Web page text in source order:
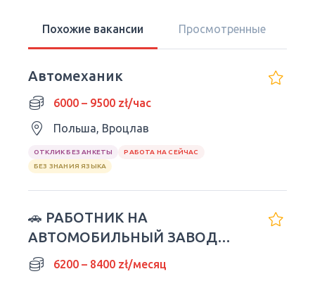
Похожие вакансии Просмотренные
Автомеханик
6000 – 9500 zł/час
Польша, Вроцлав
ОТКЛИК БЕЗ АНКЕТЫ
РАБОТА НА СЕЙЧАС
БЕЗ ЗНАНИЯ ЯЗЫКА
🚗 РАБОТНИК НА
АВТОМОБИЛЬНЫЙ ЗАВОД
NISSAN6200 – 8400 zł/месяц